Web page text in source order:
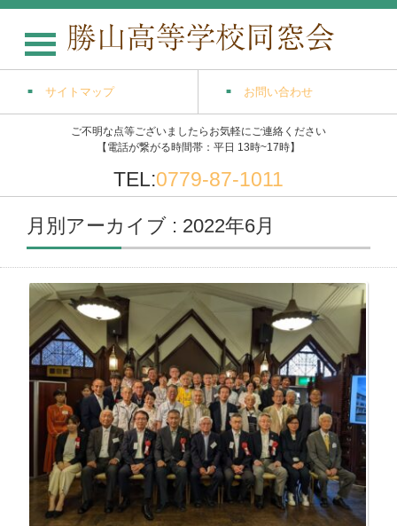
サイトマップ お問い合わせ
ご不明な点等ございましたらお気軽にご連絡ください
【電話が繋がる時間帯：平日 13時~17時】
TEL:0779-87-1011
月別アーカイブ : 2022年6月